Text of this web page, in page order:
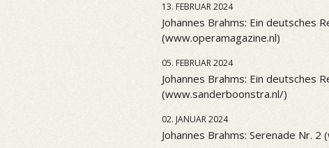
13. FEBRUAR 2024
Johannes Brahms: Ein deutsches
(www.operamagazine.nl)
05. FEBRUAR 2024
Johannes Brahms: Ein deutsches
(www.sanderboonstra.nl/)
02. JANUAR 2024
Johannes Brahms: Serenade Nr.